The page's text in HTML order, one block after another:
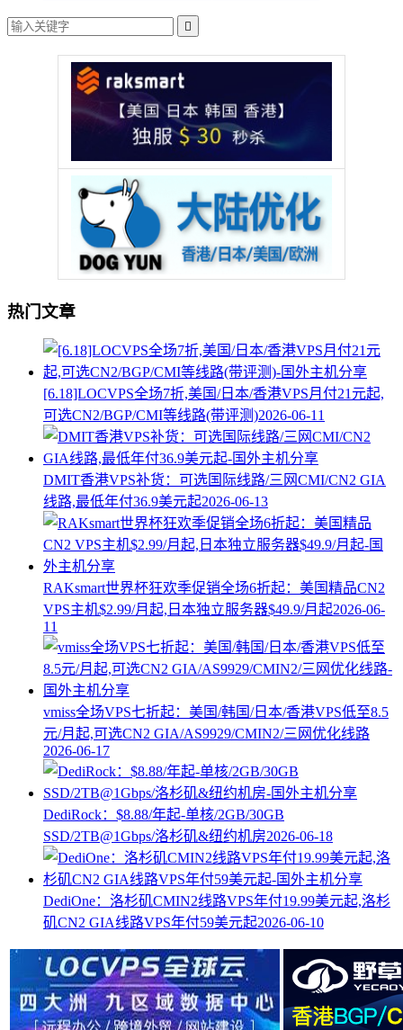

热门文章
[6.18]LOCVPS全场7折,美国/日本/香港VPS月付21元起,
可选CN2/BGP/CMI等线路(带评测)2026-06-11
DMIT香港VPS补货：可选国际线路/三网CMI/CN2 GIA
线路,最低年付36.9美元起2026-06-13
RAKsmart世界杯狂欢季促销全场6折起：美国精品CN2
VPS主机$2.99/月起,日本独立服务器$49.9/月起2026-06-
11
vmiss全场VPS七折起：美国/韩国/日本/香港VPS低至8.5
元/月起,可选CN2 GIA/AS9929/CMIN2/三网优化线路
2026-06-17
DediRock：$8.88/年起-单核/2GB/30GB
SSD/2TB@1Gbps/洛杉矶&纽约机房2026-06-18
DediOne：洛杉矶CMIN2线路VPS年付19.99美元起,洛杉
矶CN2 GIA线路VPS年付59美元起2026-06-10